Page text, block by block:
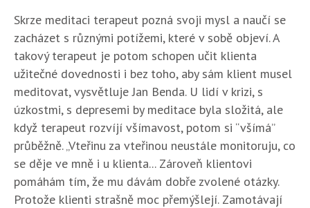
Skrze meditaci terapeut pozná svoji mysl a naučí se
zacházet s různými potížemi, které v sobě objeví. A
takový terapeut je potom schopen učit klienta
užitečné dovednosti i bez toho, aby sám klient musel
meditovat, vysvětluje Jan Benda. U lidí v krizi, s
úzkostmi, s depresemi by meditace byla složitá, ale
když terapeut rozvíjí všímavost, potom si “všímá”
průběžně. „Vteřinu za vteřinou neustále monitoruju, co
se děje ve mně i u klienta... Zároveň klientovi
pomáhám tím, že mu dávám dobře zvolené otázky.
Protože klienti strašně moc přemýšlejí. Zamotávají